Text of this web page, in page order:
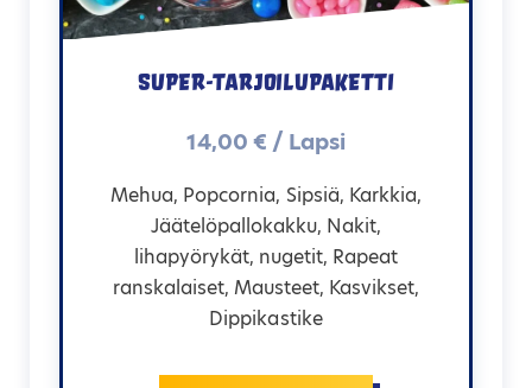
Super-tarjoilupaketti
14,00 € / Lapsi
Mehua, Popcornia, Sipsiä, Karkkia,
Jäätelöpallokakku, Nakit,
lihapyörykät, nugetit, Rapeat
ranskalaiset, Mausteet, Kasvikset,
Dippikastike